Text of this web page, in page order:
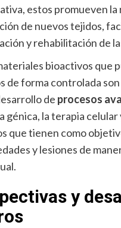
estos promueven
de nuevos tejidos,
y rehabilitación de
bioactivos que
de forma controlada
de procesos
génica, la terapia celular
que tienen como
y lesiones de
y